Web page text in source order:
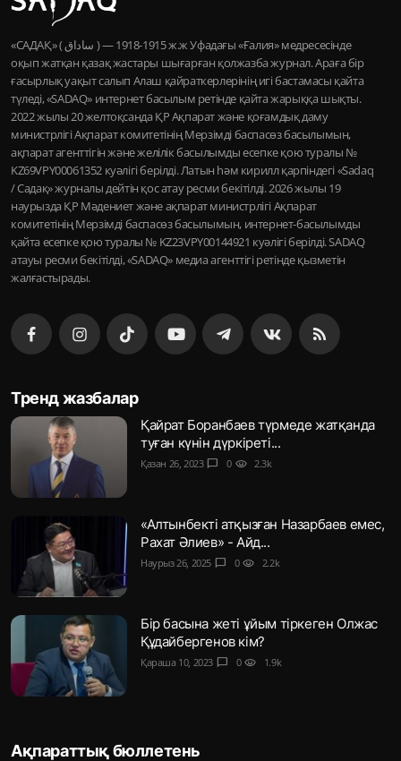
«САДАҚ» ( ساداق ) — 1915-1918 ж.ж Уфадағы «Ғалия» медресесінде
оқып жатқан қазақ жастары шығарған қолжазба журнал. Араға бір
ғасырлық уақыт салып Алаш қайраткерлерінің игі бастамасы қайта
түледі, «SADAQ» интернет басылым ретінде қайта жарыққа шықты.
2022 жылы 20 желтоқсанда ҚР Ақпарат және қоғамдық даму
министрлігі Ақпарат комитетінің Мерзімді баспасөз басылымын,
ақпарат агенттігін және желілік басылымды есепке қою туралы №
KZ69VPY00061352 куәлігі берілді. Латын һәм кирилл қарпіндегі «Sadaq
/ Садақ» журналы дейтін қос атау ресми бекітілді. 2026 жылы 19
наурызда ҚР Мәдениет және ақпарат министрлігі Ақпарат
комитетінің Мерзімді баспасөз басылымын, интернет-басылымды
қайта есепке қою туралы № KZ23VPY00144921 куәлігі берілді. SADAQ
атауы ресми бекітілді, «SADAQ» медиа агенттігі ретінде қызметін
жалғастырады.
Тренд жазбалар
Қайрат Боранбаев түрмеде жатқанда
туған күнін дүркіреті...
Қазан 26, 2023 chat_bubble 0 visibility 2.3k
«Алтынбекті атқызған Назарбаев емес,
Рахат Әлиев» - Айд...
Наурыз 26, 2025 chat_bubble 0 visibility 2.2k
Бір басына жеті ұйым тіркеген Олжас
Құдайбергенов кім?
Қараша 10, 2023 chat_bubble 0 visibility 1.9k
Ақпараттық бюллетень